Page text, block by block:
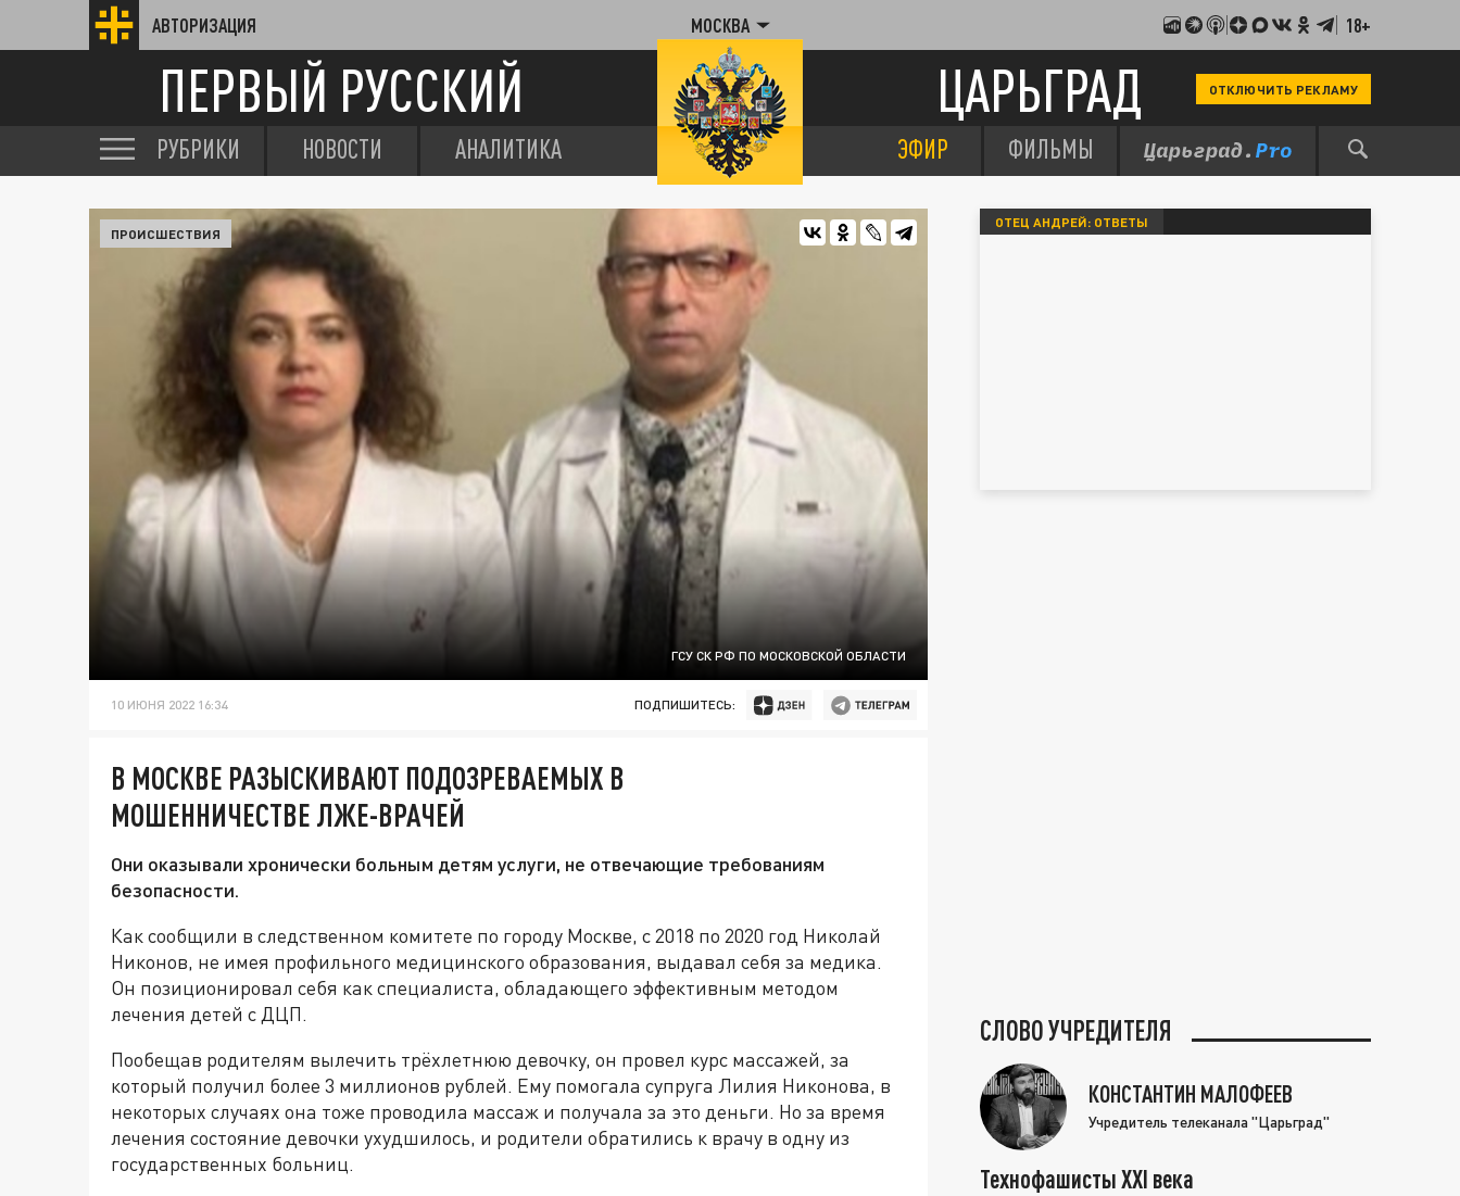
АВТОРИЗАЦИЯ МОСКВА 18+
ПЕРВЫЙ РУССКИЙ ЦАРЬГРАД ОТКЛЮЧИТЬ РЕКЛАМУ
РУБРИКИ НОВОСТИ АНАЛИТИКА ЭФИР ФИЛЬМЫ
ГСУ СК РФ ПО МОСКОВСКОЙ ОБЛАСТИ
ПРОИСШЕСТВИЯ
10 ИЮНЯ 2022 16:34 ПОДПИШИТЕСЬ:
В МОСКВЕ РАЗЫСКИВАЮТ ПОДОЗРЕВАЕМЫХ В
МОШЕННИЧЕСТВЕ ЛЖЕ-ВРАЧЕЙ
Они оказывали хронически больным детям услуги, не отвечающие требованиям
безопасности.
Как сообщили в следственном комитете по городу Москве, с 2018 по 2020 год Николай
Никонов, не имея профильного медицинского образования, выдавал себя за медика.
Он позиционировал себя как специалиста, обладающего эффективным методом
лечения детей с ДЦП.
Пообещав родителям вылечить трёхлетнюю девочку, он провел курс массажей, за
который получил более 3 миллионов рублей. Ему помогала супруга Лилия Никонова, в
некоторых случаях она тоже проводила массаж и получала за это деньги. Но за время
лечения состояние девочки ухудшилось, и родители обратились к врачу в одну из
государственных больниц.
ОТЕЦ АНДРЕЙ: ОТВЕТЫ
СЛОВО УЧРЕДИТЕЛЯ
КОНСТАНТИН МАЛОФЕЕВ
Учредитель телеканала "Царьград"
Технофашисты XXI века